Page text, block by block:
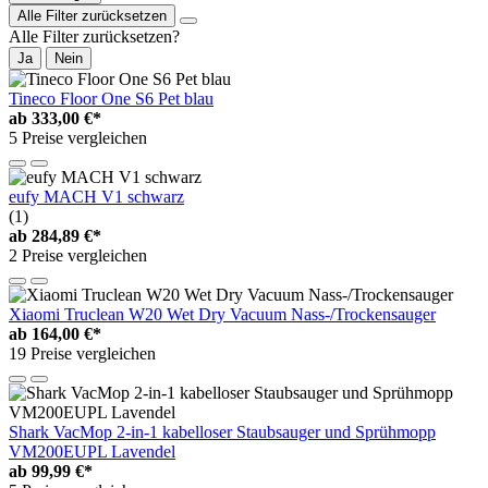
Alle Filter zurücksetzen
Alle Filter zurücksetzen?
Ja Nein
Tineco Floor One S6 Pet blau
ab 333,00 €*
5 Preise vergleichen
eufy MACH V1 schwarz
(1)
ab 284,89 €*
2 Preise vergleichen
Xiaomi Truclean W20 Wet Dry Vacuum Nass-/Trockensauger
ab 164,00 €*
19 Preise vergleichen
Shark VacMop 2-in-1 kabelloser Staubsauger und Sprühmopp
VM200EUPL Lavendel
ab 99,99 €*